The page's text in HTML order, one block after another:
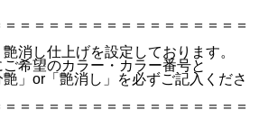
＝＝＝＝＝＝＝＝＝＝＝＝＝＝＝＝
消し仕上げを設定しております。
希望のカラー・カラー番号と
」or「艶消し」を必ずご記入くださ
＝＝＝＝＝＝＝＝＝＝＝＝＝＝＝＝